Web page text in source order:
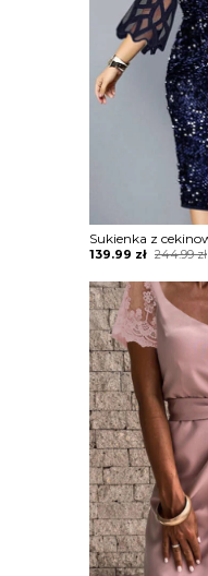
244.99zł
Original
was:
244.99 zł.
139.99 zł
Current
is:
139.99 zł.